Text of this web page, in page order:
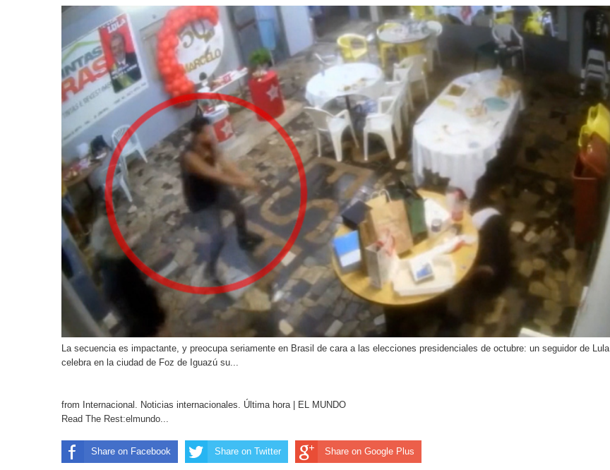
La secuencia es impactante, y preocupa seriamente en Brasil de cara a las elecciones presidenciales de octubre: un seguidor de Lula
celebra en la ciudad de Foz de Iguazú su...
from Internacional. Noticias internacionales. Última hora | EL MUNDO
Read The Rest:elmundo...
Share on Facebook Share on Twitter Share on Google Plus